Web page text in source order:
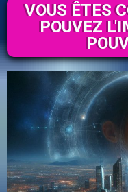
VOUS ÊTES
POUVEZ